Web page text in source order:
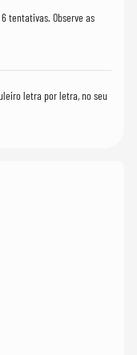
tentativas. Observe as
letra por letra, no seu